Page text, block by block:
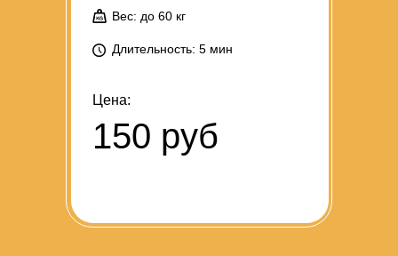
150 руб
Цена:
Вес: до 60 кг
Длительность: 5 мин